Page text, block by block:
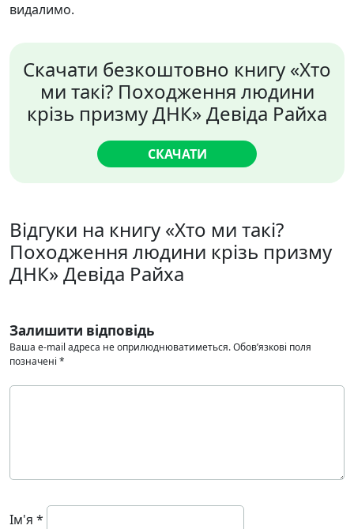
видалимо.
Скачати безкоштовно книгу «Хто
ми такі? Походження людини
крізь призму ДНК» Девіда Райха
СКАЧАТИ
Відгуки на книгу «Хто ми такі?
Походження людини крізь призму
ДНК» Девіда Райха
Залишити відповідь
Ваша e-mail адреса не оприлюднюватиметься.Обов’язкові поля
позначені *
Ім'я *